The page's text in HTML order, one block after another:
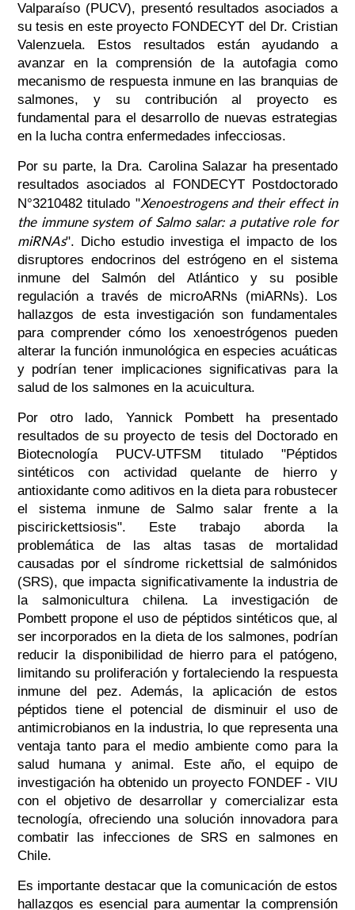
Valparaíso (PUCV), presentó resultados asociados a
su tesis en este proyecto FONDECYT del Dr. Cristian
Valenzuela. Estos resultados están ayudando a
avanzar en la comprensión de la autofagia como
mecanismo de respuesta inmune en las branquias de
salmones, y su contribución al proyecto es
fundamental para el desarrollo de nuevas estrategias
en la lucha contra enfermedades infecciosas.
Por su parte, la Dra. Carolina Salazar ha presentado
resultados asociados al FONDECYT Postdoctorado
N°3210482 titulado "Xenoestrogens and their effect in
the immune system of Salmo salar: a putative role for
miRNAs". Dicho estudio investiga el impacto de los
disruptores endocrinos del estrógeno en el sistema
inmune del Salmón del Atlántico y su posible
regulación a través de microARNs (miARNs). Los
hallazgos de esta investigación son fundamentales
para comprender cómo los xenoestrógenos pueden
alterar la función inmunológica en especies acuáticas
y podrían tener implicaciones significativas para la
salud de los salmones en la acuicultura.
Por otro lado, Yannick Pombett ha presentado
resultados de su proyecto de tesis del Doctorado en
Biotecnología PUCV-UTFSM titulado "Péptidos
sintéticos con actividad quelante de hierro y
antioxidante como aditivos en la dieta para robustecer
el sistema inmune de Salmo salar frente a la
piscirickettsiosis". Este trabajo aborda la
problemática de las altas tasas de mortalidad
causadas por el síndrome rickettsial de salmónidos
(SRS), que impacta significativamente la industria de
la salmonicultura chilena. La investigación de
Pombett propone el uso de péptidos sintéticos que, al
ser incorporados en la dieta de los salmones, podrían
reducir la disponibilidad de hierro para el patógeno,
limitando su proliferación y fortaleciendo la respuesta
inmune del pez. Además, la aplicación de estos
péptidos tiene el potencial de disminuir el uso de
antimicrobianos en la industria, lo que representa una
ventaja tanto para el medio ambiente como para la
salud humana y animal. Este año, el equipo de
investigación ha obtenido un proyecto FONDEF - VIU
con el objetivo de desarrollar y comercializar esta
tecnología, ofreciendo una solución innovadora para
combatir las infecciones de SRS en salmones en
Chile.
Es importante destacar que la comunicación de estos
hallazgos es esencial para aumentar la comprensión